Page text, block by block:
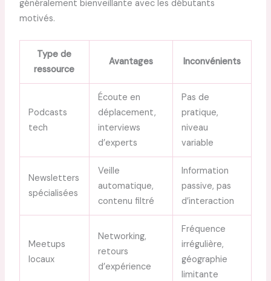
généralement bienveillante avec les débutants
motivés.
Type de
ressource
Avantages Inconvénients
Podcasts
tech
Écoute en
déplacement,
interviews
d’experts
Pas de
pratique,
niveau
variable
Newsletters
spécialisées
Veille
automatique,
contenu filtré
Information
passive, pas
d’interaction
Meetups
locaux
Networking,
retours
d’expérience
Fréquence
irrégulière,
géographie
limitante